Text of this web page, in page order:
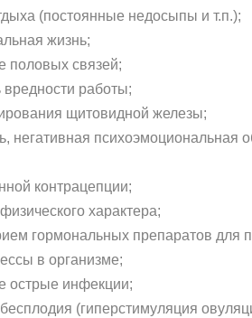
(постоянные недосыпы и т.п.);
жизнь;
половых связей;
работы;
щитовидной железы;
негативная психоэмоциональная
контрацепции;
характера;
гормональных препаратов для
в организме;
острые инфекции;
(гиперстимуляция